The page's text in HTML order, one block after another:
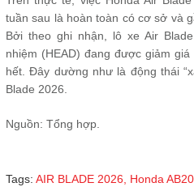
tuần sau là hoàn toàn có cơ sở và
Bởi theo ghi nhận, lô xe Air
nhiệm (HEAD) đang được giảm
hết. Đây dường như là động thái
Blade 2026.
Nguồn: Tổng hợp.
Tags: AIR BLADE 2026, Honda